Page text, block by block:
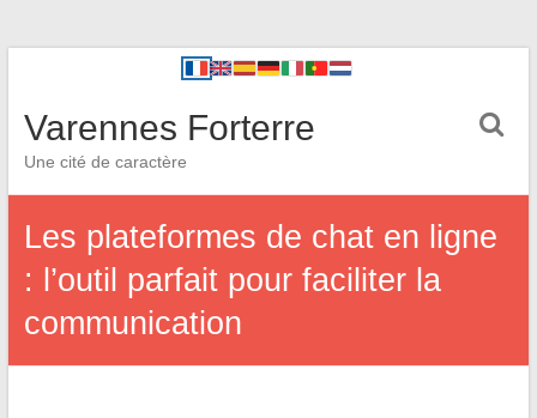
Varennes Forterre
Une cité de caractère
Les plateformes de chat en ligne
: l’outil parfait pour faciliter la
communication